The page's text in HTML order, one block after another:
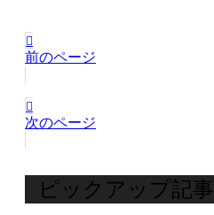
前のページ
次のページ
ピックアップ記事